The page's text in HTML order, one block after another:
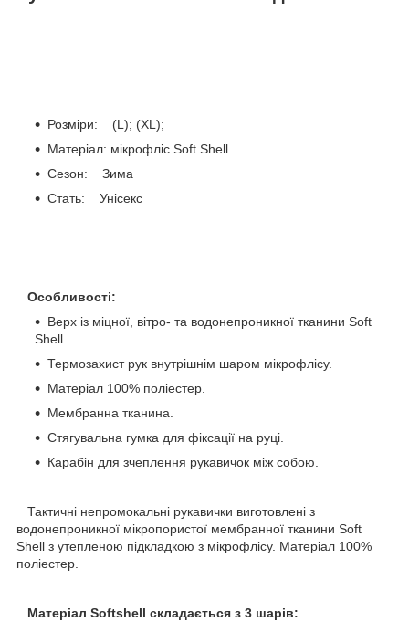
Розміри: (L); (XL);
Матеріал: мікрофліс Soft Shell
Сезон: Зима
Стать: Унісекс
Особливості:
Верх із міцної, вітро- та водонепроникної тканини Soft
Shell.
Термозахист рук внутрішнім шаром мікрофлісу.
Матеріал 100% поліестер.
Мембранна тканина.
Стягувальна гумка для фіксації на руці.
Карабін для зчеплення рукавичок між собою.
Тактичні непромокальні рукавички виготовлені з
водонепроникної мікропористої мембранної тканини Soft
Shell з утепленою підкладкою з мікрофлісу. Матеріал 100%
поліестер.
Матеріал Softshell складається з 3 шарів: